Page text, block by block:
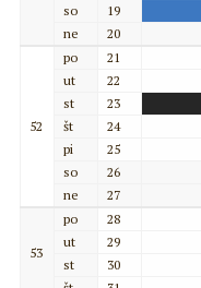
so
19
ne
20
52
po
21
ut
22
st
23
št
24
pi
25
so
26
ne
27
53
po
28
ut
29
st
30